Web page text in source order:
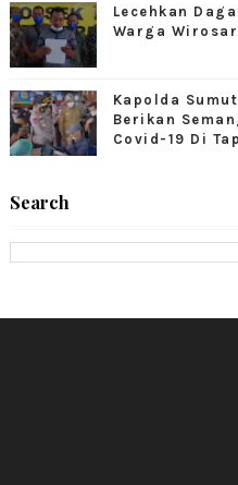
Lecehkan
Warga
Kapolda
Berikan
Covid-19 Di
Search